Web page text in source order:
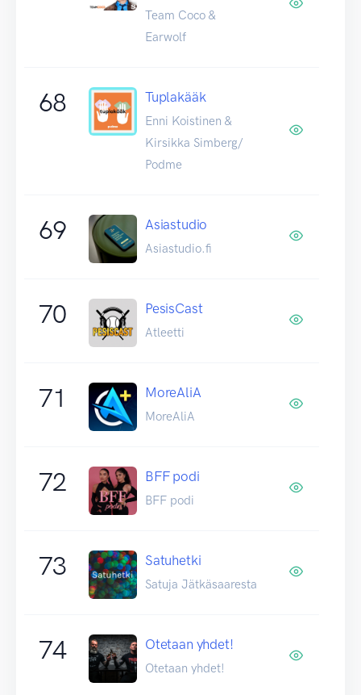
Team Coco &
Earwolf
68 Tuplakääk
Enni Koistinen &
Kirsikka Simberg/
Podme
69 Asiastudio
Asiastudio.fi
70 PesisCast
Atleetti
71 MoreAliA
MoreAliA
72 BFF podi
BFF podi
73 Satuhetki
Satuja Jätkäsaaresta
74 Otetaan yhdet!
Otetaan yhdet!